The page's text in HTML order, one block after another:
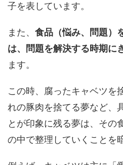
子を表しています。
また、 食品（悩み、問題）
は、問題を解決する時期に
ます。
この時、腐ったキャベツを
れの豚肉を捨てる夢など、
とが印象に残る夢は、その
の中で整理していくことを